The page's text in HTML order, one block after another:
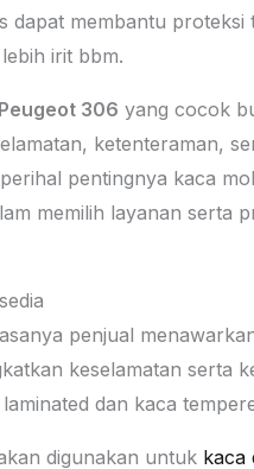
dapat membantu
irit bbm.
306 yang cocok
ketenteraman,
pentingnya kaca
memilih layanan serta
penjual
keselamatan serta
dan kaca
digunakan untuk kaca